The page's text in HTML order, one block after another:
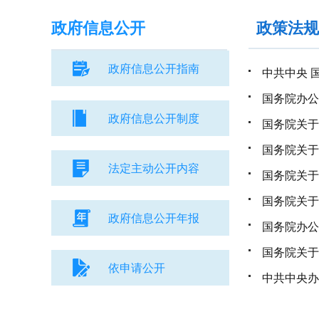
政府信息公开
政府信息公开指南
政府信息公开制度
法定主动公开内容
政府信息公开年报
依申请公开
政策法规
中共中央
国务院关
国务院关
国务院关
国务院关